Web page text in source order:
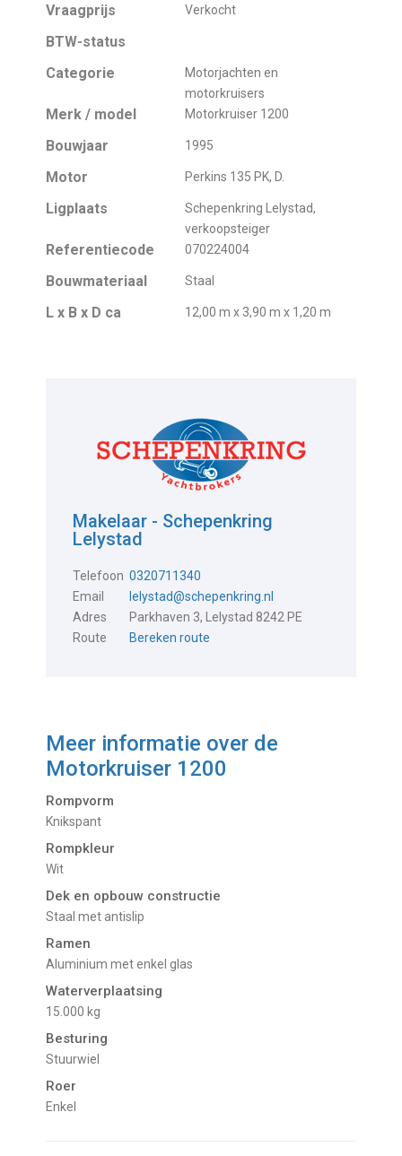
Vraagprijs Verkocht
BTW-status
Categorie
Motorjachten en
motorkruisers
Merk / model Motorkruiser 1200
Bouwjaar 1995
Motor Perkins 135 PK, D.
Ligplaats
Schepenkring Lelystad,
verkoopsteiger
Referentiecode 070224004
Bouwmateriaal Staal
L x B x D ca 12,00 m x 3,90 m x 1,20 m
Makelaar - Schepenkring
Lelystad
Telefoon 0320711340
Email
lelystad@schepenkring.nl
Adres
Parkhaven 3, Lelystad 8242 PE
Route
Bereken route
Meer informatie over de
Motorkruiser 1200
Rompvorm
Knikspant
Rompkleur
Wit
Dek en opbouw constructie
Staal met antislip
Ramen
Aluminium met enkel glas
Waterverplaatsing
15.000 kg
Besturing
Stuurwiel
Roer
Enkel